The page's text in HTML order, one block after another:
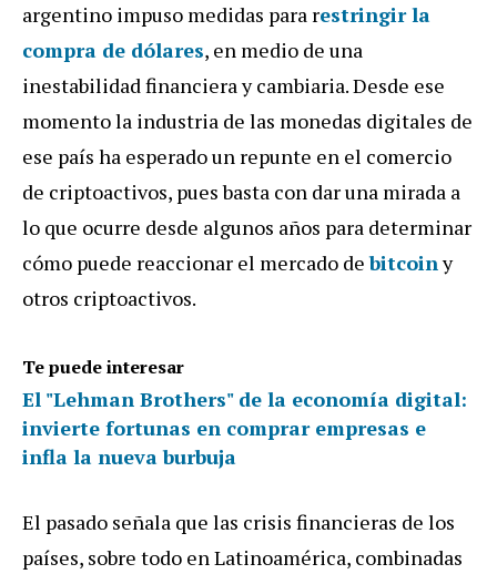
argentino impuso medidas para restringir la
compra de dólares, en medio de una
inestabilidad financiera y cambiaria. Desde ese
momento la industria de las monedas digitales de
ese país ha esperado un repunte en el comercio
de criptoactivos, pues basta con dar una mirada a
lo que ocurre desde algunos años para determinar
cómo puede reaccionar el mercado debitcoiny
otros criptoactivos.
Te puede interesar
El "Lehman Brothers" de la economía digital:
invierte fortunas en comprar empresas e
infla la nueva burbuja
El pasado señala que las crisis financieras de los
países, sobre todo en Latinoamérica, combinadas